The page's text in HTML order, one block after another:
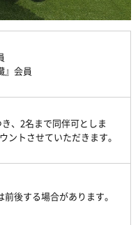
』会員
、2名まで同伴可としま
ントさせていただきます。
後する場合があります。